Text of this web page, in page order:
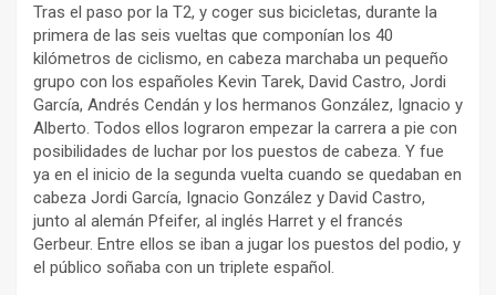
Tras el paso por la T2, y coger sus bicicletas, durante la
primera de las seis vueltas que componían los 40
kilómetros de ciclismo, en cabeza marchaba un pequeño
grupo con los españoles Kevin Tarek, David Castro, Jordi
García, Andrés Cendán y los hermanos González, Ignacio y
Alberto. Todos ellos lograron empezar la carrera a pie con
posibilidades de luchar por los puestos de cabeza. Y fue
ya en el inicio de la segunda vuelta cuando se quedaban en
cabeza Jordi García, Ignacio González y David Castro,
junto al alemán Pfeifer, al inglés Harret y el francés
Gerbeur. Entre ellos se iban a jugar los puestos del podio, y
el público soñaba con un triplete español.